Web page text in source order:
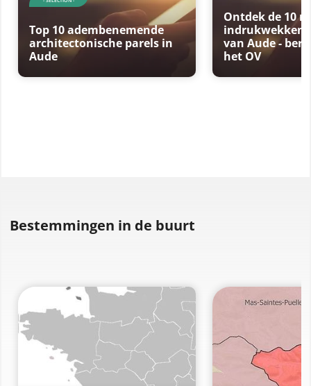
Top 10 adembenemende
architectonische parels in
Aude
Ontdek de 10
van Aude -
het OV
Bestemmingen in de buurt